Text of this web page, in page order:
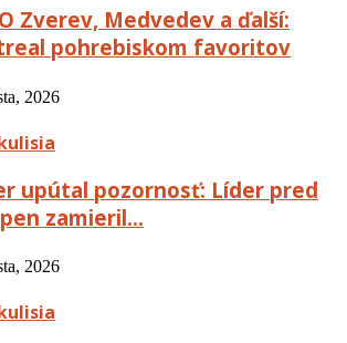
Zverev, Medvedev a ďalší:
pohrebiskom favoritov
2026
upútal pozornosť: Líder pred
zamieril…
2026